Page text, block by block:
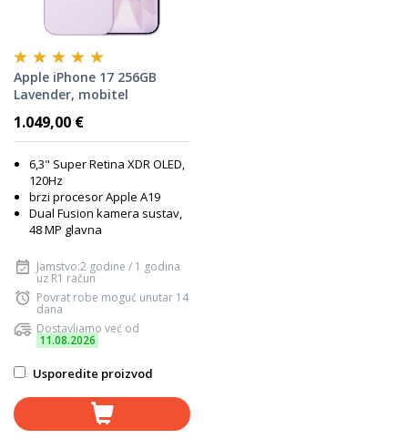
Apple iPhone 17 256GB
Lavender, mobitel
1.049,00 €
6,3" Super Retina XDR OLED,
120Hz
brzi procesor Apple A19
Dual Fusion kamera sustav,
48 MP glavna
Jamstvo:2 godine / 1 godina
uz R1 račun
Povrat robe moguć unutar 14
dana
Dostavljamo već od
11.08.2026
Usporedite proizvod